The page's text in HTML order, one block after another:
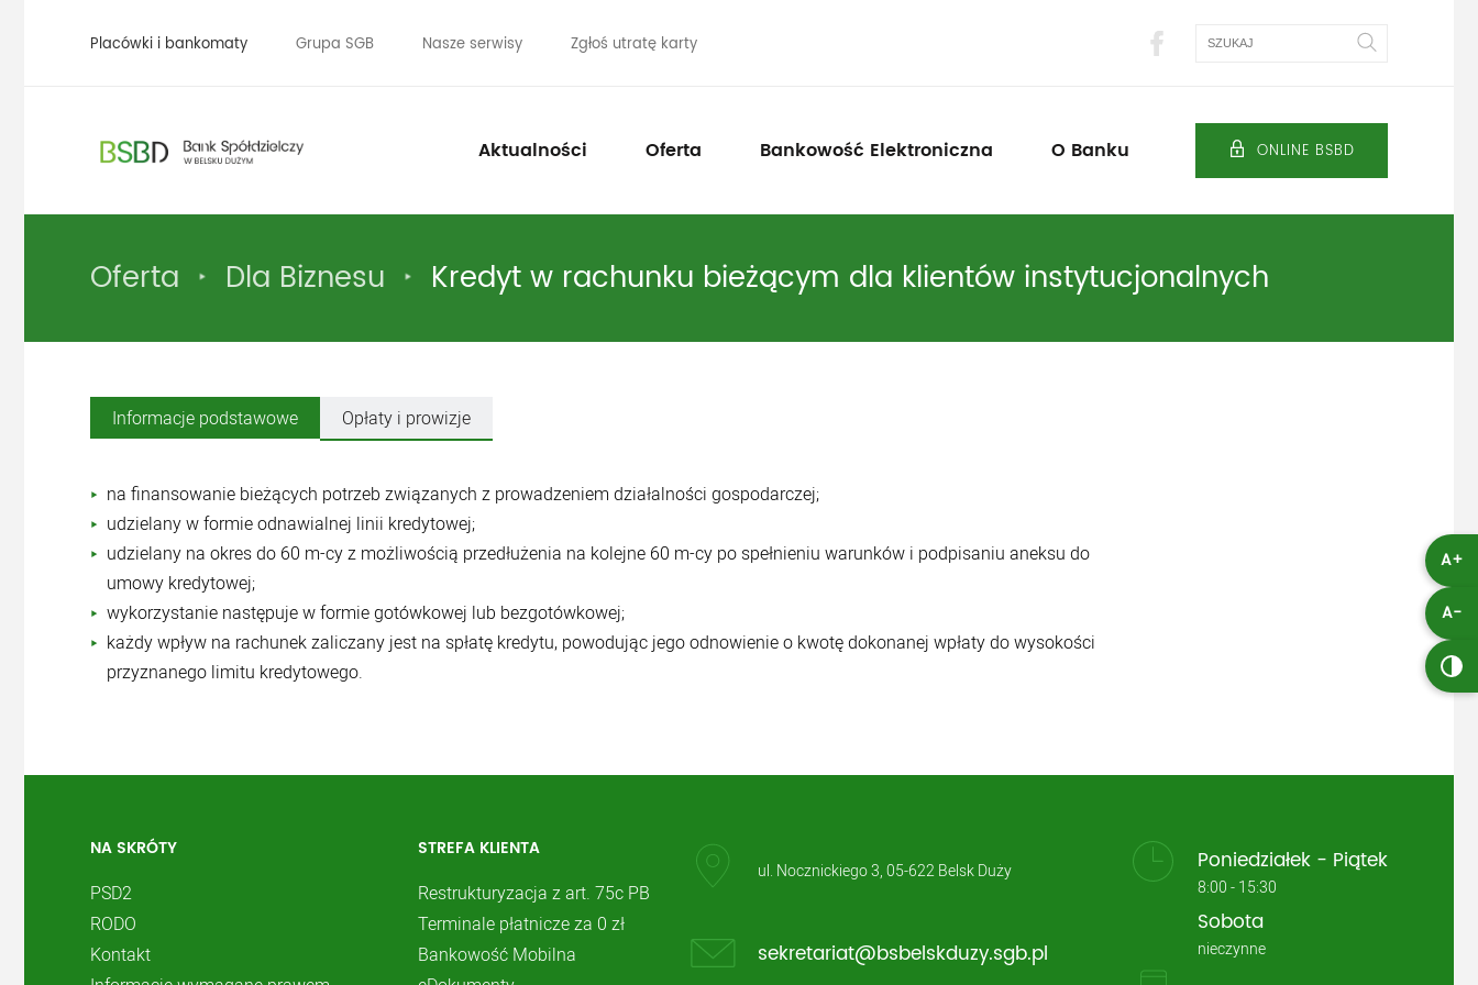
A+
A-
Placówki i bankomaty Grupa SGB Nasze serwisy Zgłoś utratę karty Szukaj
Aktualności Oferta Bankowość Elektroniczna O Banku ONLINE BSBD
Oferta Dla Biznesu Kredyt w rachunku bieżącym dla klientów instytucjonalnych
Informacje podstawowe Opłaty i prowizje
na finansowanie bieżących potrzeb związanych z prowadzeniem działalności gospodarczej;
udzielany w formie odnawialnej linii kredytowej;
udzielany na okres do 60 m-cy z możliwością przedłużenia na kolejne 60 m-cy po spełnieniu warunków i podpisaniu aneksu do
umowy kredytowej;
wykorzystanie następuje w formie gotówkowej lub bezgotówkowej;
każdy wpływ na rachunek zaliczany jest na spłatę kredytu, powodując jego odnowienie o kwotę dokonanej wpłaty do wysokości
przyznanego limitu kredytowego.
NA SKRÓTY
PSD2
RODO
Kontakt
STREFA KLIENTA
Restrukturyzacja z art. 75c PB
Terminale płatnicze za 0 zł
Bankowość Mobilna
ul. Nocznickiego 3, 05-622 Belsk Duży
sekretariat@bsbelskduzy.sgb.pl
Poniedziałek - Piątek
8:00 - 15:30
Sobota
nieczynne